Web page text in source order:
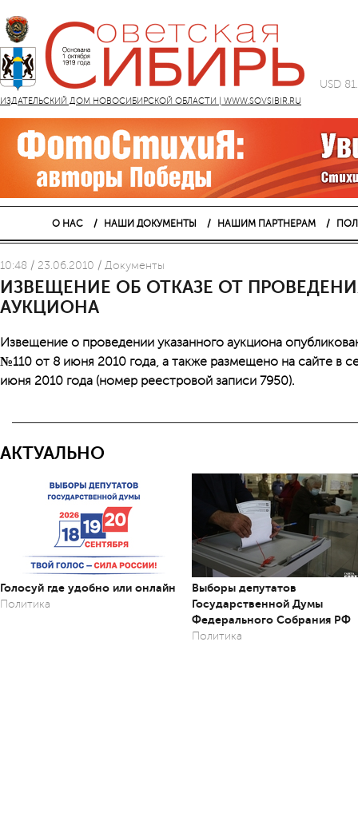
ИЗДАТЕЛЬСКИЙ ДОМ НОВОСИБИРСКОЙ ОБЛАСТИ | WWW.SOVSIBIR.RU
USD
О НАС НАШИ ДОКУМЕНТЫ НАШИМ ПАРТНЕРАМ
10:48 / 23.06.2010 / Документы
ИЗВЕЩЕНИЕ ОБ ОТКАЗЕ ОТ
АУКЦИОНА
Извещение о проведении указанного аукциона
№110 от 8 июня 2010 года, а также размещено на сайте в
июня 2010 года (номер реестровой записи 7950).
АКТУАЛЬНО
Голосуй где удобно или онлайн
Политика
Выборы депутатов
Государственной Думы
Федерального Собрания РФ
Политика